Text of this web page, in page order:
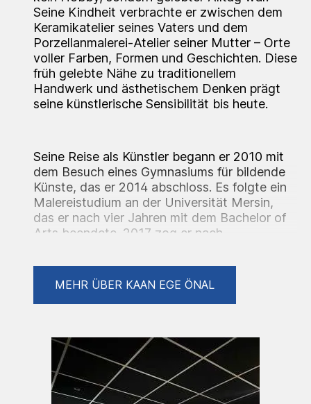
Seine Kindheit verbrachte er zwischen dem
Keramikatelier seines Vaters und dem
Porzellanmalerei-Atelier seiner Mutter – Orte
voller Farben, Formen und Geschichten. Diese
früh gelebte Nähe zu traditionellem
Handwerk und ästhetischem Denken prägt
seine künstlerische Sensibilität bis heute.
Seine Reise als Künstler begann er 2010 mit
dem Besuch eines Gymnasiums für bildende
Künste, das er 2014 abschloss. Es folgte ein
Malereistudium an der Universität Mersin,
das er nach vier Jahren mit dem Bachelor of
Arts beendete. 2017 zog er nach
Perspektiven und einem internationalen
Austausch. Seit 2022 stellt er seine Arbeiten
regelmäßig in deutschen Städten aus und
wurde bereits mehrfach für seine Werke
K ü n s t l e r - S t a t e m e n t :
MEHR ÜBER KAAN EGE ÖNAL